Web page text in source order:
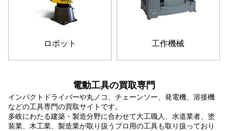
ロボット 工作機械
電動工具の買取専門
インパクトドライバーや丸ノコ、チェーンソー、発電機、溶接機
などの工具専門の買取サイトです。
多岐にわたる建築・製造分野に合わせて大工職人、水道業者、塗
装業、木工業、製造業が取り扱うプロ用の工具も取り扱っており